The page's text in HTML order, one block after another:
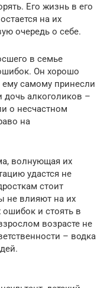
Его жизнь в его
на их
очередь о себе.
в семье
Он хорошо
самому принесли
алкоголиков –
о несчастном
на
волнующая их
удастся не
стоит
не влияют на их
и стоять в
возрасте не
– водка